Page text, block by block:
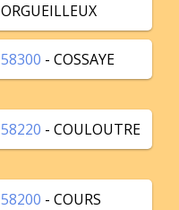
ORGUEILLEUX
58300 - COSSAYE
58220 - COULOUTRE
58200 - COURS